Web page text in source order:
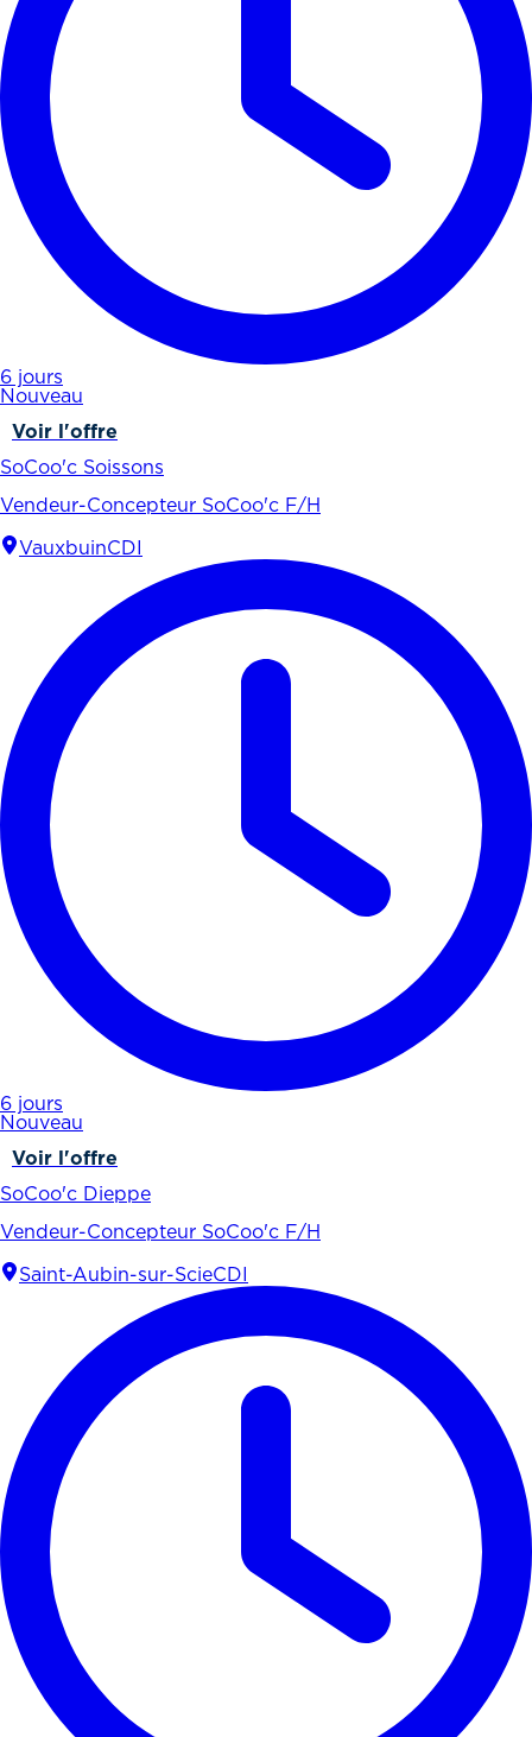
6 jours
Nouveau
Voir l'offre
SoCoo'c Soissons
Vendeur-Concepteur SoCoo'c F/H
VauxbuinCDI
6 jours
Nouveau
Voir l'offre
SoCoo'c Dieppe
Vendeur-Concepteur SoCoo'c F/H
Saint-Aubin-sur-ScieCDI